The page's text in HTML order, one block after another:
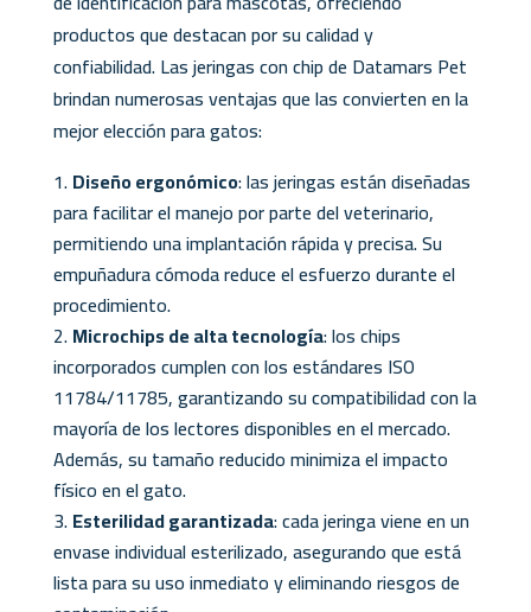
productos que destacan por su calidad y
confiabilidad. Las jeringas con chip de Datamars Pet
brindan numerosas ventajas que las convierten en la
mejor elección para gatos:
Diseño ergonómico: las jeringas están diseñadas
para facilitar el manejo por parte del veterinario,
permitiendo una implantación rápida y precisa. Su
empuñadura cómoda reduce el esfuerzo durante el
procedimiento.
Microchips de alta tecnología: los chips
incorporados cumplen con los estándares ISO
11784/11785, garantizando su compatibilidad con la
mayoría de los lectores disponibles en el mercado.
Además, su tamaño reducido minimiza el impacto
físico en el gato.
Esterilidad garantizada: cada jeringa viene en un
envase individual esterilizado, asegurando que está
lista para su uso inmediato y eliminando riesgos de